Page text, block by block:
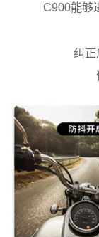
C900能够
纠正